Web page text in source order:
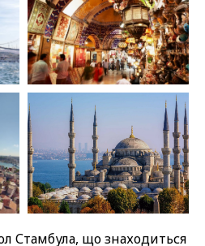
Стамбула, що знаходиться